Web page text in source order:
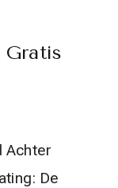
Gratis
Achter
De